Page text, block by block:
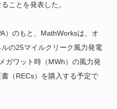
ことを発表した。
）のもと、MathWorksは、オ
の25マイルクリーク風力発電
ガワット時（MWh）の風力発
（RECs）を購入する予定で